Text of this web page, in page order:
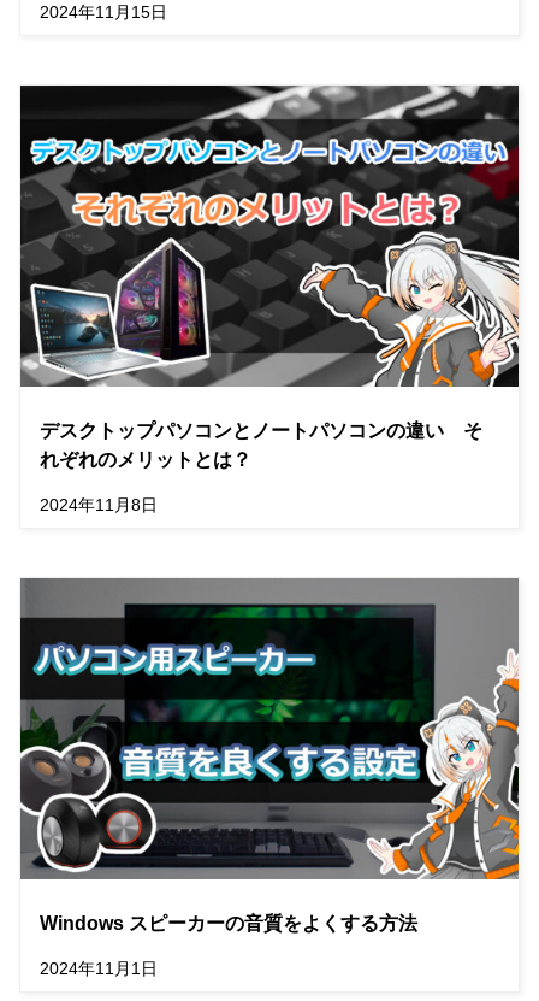
2024年11月15日
デスクトップパソコンとノートパソコンの違い そ
れぞれのメリットとは？
2024年11月8日
Windows スピーカーの音質をよくする方法
2024年11月1日